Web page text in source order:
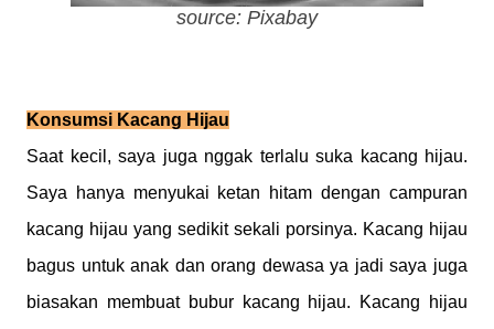
source: Pixabay
Konsumsi Kacang Hijau
Saat kecil, saya juga nggak terlalu suka kacang hijau.
Saya hanya menyukai ketan hitam dengan campuran
kacang hijau yang sedikit sekali porsinya. Kacang hijau
bagus untuk anak dan orang dewasa ya jadi saya juga
biasakan membuat bubur kacang hijau. Kacang hijau